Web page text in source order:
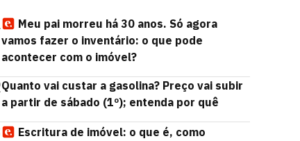
Meu pai morreu há 30 anos. Só agora
vamos fazer o inventário: o que pode
acontecer com o imóvel?
Quanto vai custar a gasolina? Preço vai subir
a partir de sábado (1º); entenda por quê
Escritura de imóvel: o que é, como